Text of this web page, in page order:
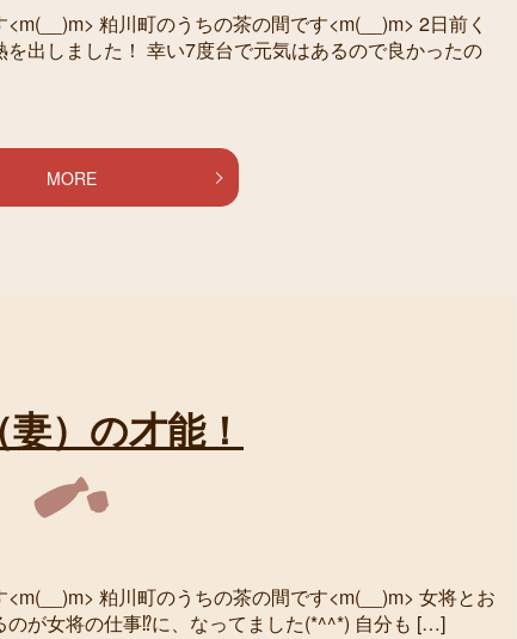
粕川町のうちの茶の間です<m(__)m> 2日前く
出しました！ 幸い7度台で元気はあるので良かったの
MORE
）の才能！
粕川町のうちの茶の間です<m(__)m> 女将とお
が女将の仕事⁉に、なってました(*^^*) 自分も […]